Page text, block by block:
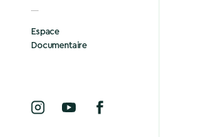
Espace
Documentaire